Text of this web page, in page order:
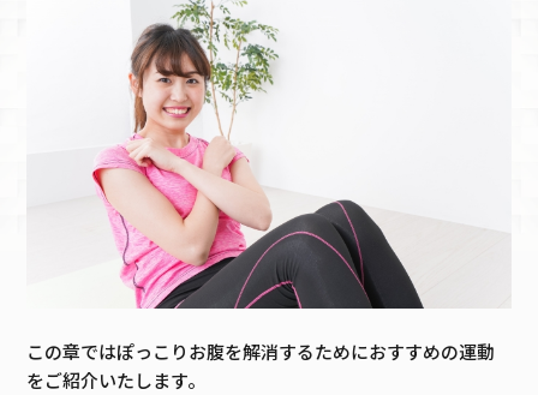
この章ではぽっこりお腹を解消するためにおすすめの運動
をご紹介いたします。